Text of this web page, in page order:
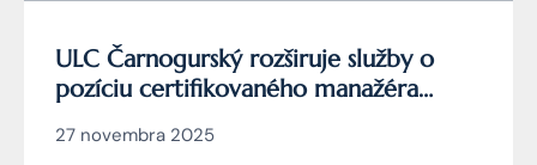
ULC Čarnogurský rozširuje služby o
pozíciu certifikovaného manažéra
27 novembra 2025